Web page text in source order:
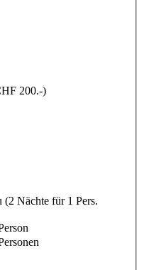
200.-)
Nächte für 1 Pers.